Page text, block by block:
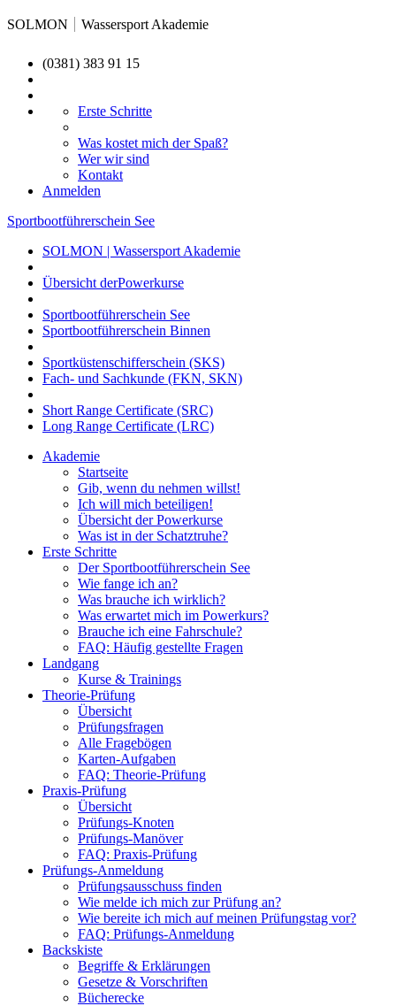
SOLMON Wassersport Akademie
(0381) 383 91 15
Erste Schritte
Was kostet mich der Spaß?
Wer wir sind
Kontakt
Anmelden
Sportbootführerschein See
SOLMON | Wassersport Akademie
Übersicht derPowerkurse
Sportbootführerschein See
Sportbootführerschein Binnen
Sportküstenschifferschein (SKS)
Fach- und Sachkunde (FKN, SKN)
Short Range Certificate (SRC)
Long Range Certificate (LRC)
Akademie
Startseite
Gib, wenn du nehmen willst!
Ich will mich beteiligen!
Übersicht der Powerkurse
Was ist in der Schatztruhe?
Erste Schritte
Der Sportbootführerschein See
Wie fange ich an?
Was brauche ich wirklich?
Was erwartet mich im Powerkurs?
Brauche ich eine Fahrschule?
FAQ: Häufig gestellte Fragen
Landgang
Kurse & Trainings
Theorie-Prüfung
Übersicht
Prüfungsfragen
Alle Fragebögen
Karten-Aufgaben
FAQ: Theorie-Prüfung
Praxis-Prüfung
Übersicht
Prüfungs-Knoten
Prüfungs-Manöver
FAQ: Praxis-Prüfung
Prüfungs-Anmeldung
Prüfungsausschuss finden
Wie melde ich mich zur Prüfung an?
Wie bereite ich mich auf meinen Prüfungstag vor?
FAQ: Prüfungs-Anmeldung
Backskiste
Begriffe & Erklärungen
Gesetze & Vorschriften
Bücherecke